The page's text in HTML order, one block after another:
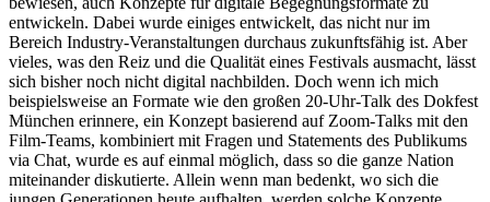
entwickeln. Dabei wurde einiges entwickelt, das nicht nur im
Bereich Industry-Veranstaltungen durchaus zukunftsfähig ist. Aber
vieles, was den Reiz und die Qualität eines Festivals ausmacht, lässt
sich bisher noch nicht digital nachbilden. Doch wenn ich mich
beispielsweise an Formate wie den großen 20-Uhr-Talk des Dokfest
München erinnere, ein Konzept basierend auf Zoom-Talks mit den
Film-Teams, kombiniert mit Fragen und Statements des Publikums
via Chat, wurde es auf einmal möglich, dass so die ganze Nation
miteinander diskutierte. Allein wenn man bedenkt, wo sich die